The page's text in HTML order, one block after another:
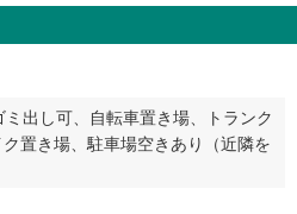
出し可、自転車置き場、トランク
置き場、駐車場空きあり（近隣を